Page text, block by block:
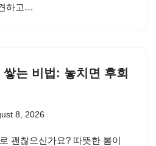
하고…
는 비법: 놓치면 후회
8, 2026
괜찮으신가요? 따뜻한 봄이